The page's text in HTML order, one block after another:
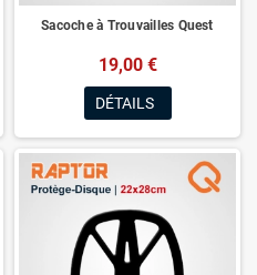
Sacoche à Trouvailles Quest
19,00 €
DÉTAILS